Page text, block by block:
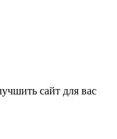
сайт для вас